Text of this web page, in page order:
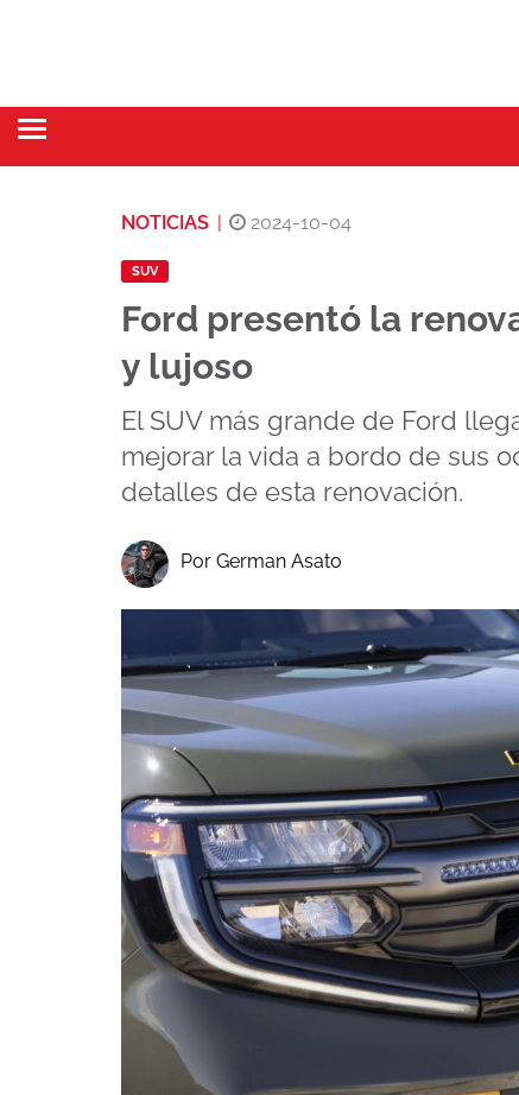
NOTICIAS 2024-10-04
SUV
Ford presentó la
y lujoso
El SUV más grande de Ford
mejorar la vida a bordo de sus
detalles de esta renovación.
Por German Asato